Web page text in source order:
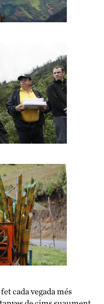
cada vegada més